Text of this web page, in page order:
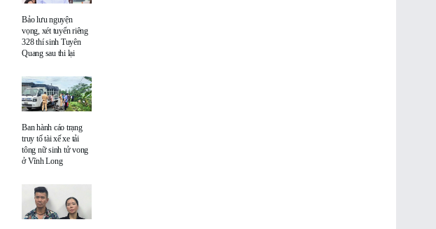
Bảo lưu nguyện
vọng, xét tuyển riêng
328 thí sinh Tuyên
Quang sau thi lại
Ban hành cáo trạng
truy tố tài xế xe tải
tông nữ sinh tử vong
ở Vĩnh Long